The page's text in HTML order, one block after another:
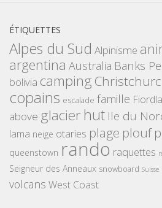
ÉTIQUETTES
Alpes du Sud Alpinisme
argentina Australia Banks
bolivia camping
copains escalade famille
above glacierhut Ile du
lama neige otaries plage plouf
queenstown rando raquettes
Seigneur des Anneaux snowboard Suisse
volcans West Coast